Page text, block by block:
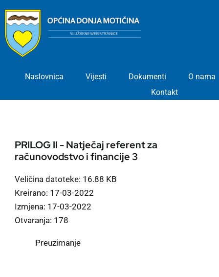
content
Naslovnica Vijesti Dokumenti
O nama
Kontakt
PRILOG II - Natječaj referent za
računovodstvo i financije 3
Veličina datoteke: 16.88 KB
Kreirano: 17-03-2022
Izmjena: 17-03-2022
Otvaranja: 178
Preuzimanje